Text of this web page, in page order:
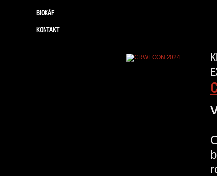
BIOKÁF
KONTAKT